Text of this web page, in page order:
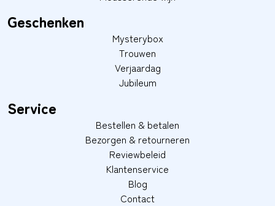
Geschenken
Mysterybox
Trouwen
Verjaardag
Jubileum
Service
Bestellen & betalen
Bezorgen & retourneren
Reviewbeleid
Klantenservice
Blog
Contact